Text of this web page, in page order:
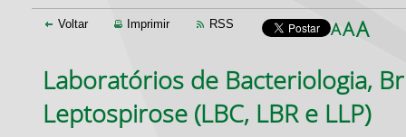
Voltar Imprimir RSS AAA
Laboratórios de Bacteriologia,
Leptospirose (LBC, LBR e LLP)